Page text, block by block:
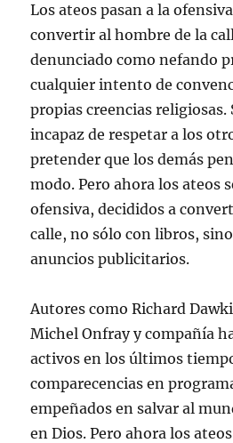
Los ateos pasan a la
convertir al hombre de la
denunciado como nefando
cualquier intento de
propias creencias
incapaz de respetar a los
pretender que los demás
modo. Pero ahora los ateos
ofensiva, decididos a
calle, no sólo con libros,
anuncios publicitarios.
Autores como Richard
Michel Onfray y compañía
activos en los últimos
comparecencias en
empeñados en salvar al
en Dios. Pero ahora los